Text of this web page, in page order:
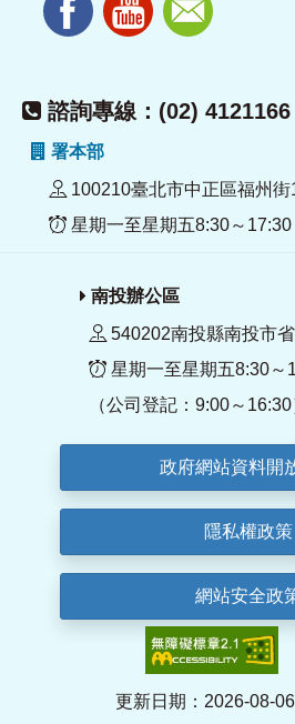
諮詢專線：(02) 4121166
署本部
100210臺北市中正區福州街
星期一至星期五8:30～17:30
南投辦公區
540202南投縣南投市
星期一至星期五8:30～
（公司登記：9:00～
政府網站資料開
隱私權政策
網站安全政
更新日期：2026-08-